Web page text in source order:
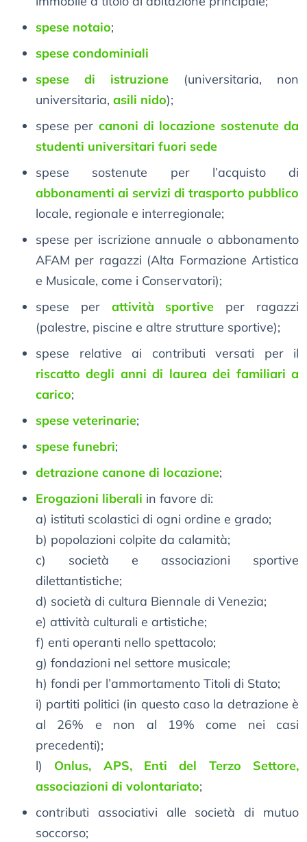
spese notaio;
spese condominiali
spese di istruzione (universitaria, non
universitaria, asili nido);
spese per canoni di locazione sostenute da
studenti universitari fuori sede
spese sostenute per l’acquisto di
abbonamenti ai servizi di trasporto pubblico
locale, regionale e interregionale;
spese per iscrizione annuale o abbonamento
AFAM per ragazzi (Alta Formazione Artistica
e Musicale, come i Conservatori);
spese per attività sportive per ragazzi
(palestre, piscine e altre strutture sportive);
spese relative ai contributi versati per il
riscatto degli anni di laurea dei familiari a
carico;
spese veterinarie;
spese funebri;
detrazione canone di locazione;
Erogazioni liberali in favore di:
a) istituti scolastici di ogni ordine e grado;
b) popolazioni colpite da calamità;
c) società e associazioni sportive
dilettantistiche;
d) società di cultura Biennale di Venezia;
e) attività culturali e artistiche;
f) enti operanti nello spettacolo;
g) fondazioni nel settore musicale;
h) fondi per l’ammortamento Titoli di Stato;
i) partiti politici (in questo caso la detrazione è
al 26% e non al 19% come nei casi
precedenti);
l) Onlus, APS, Enti del Terzo Settore,
associazioni di volontariato;
contributi associativi alle società di mutuo
soccorso;